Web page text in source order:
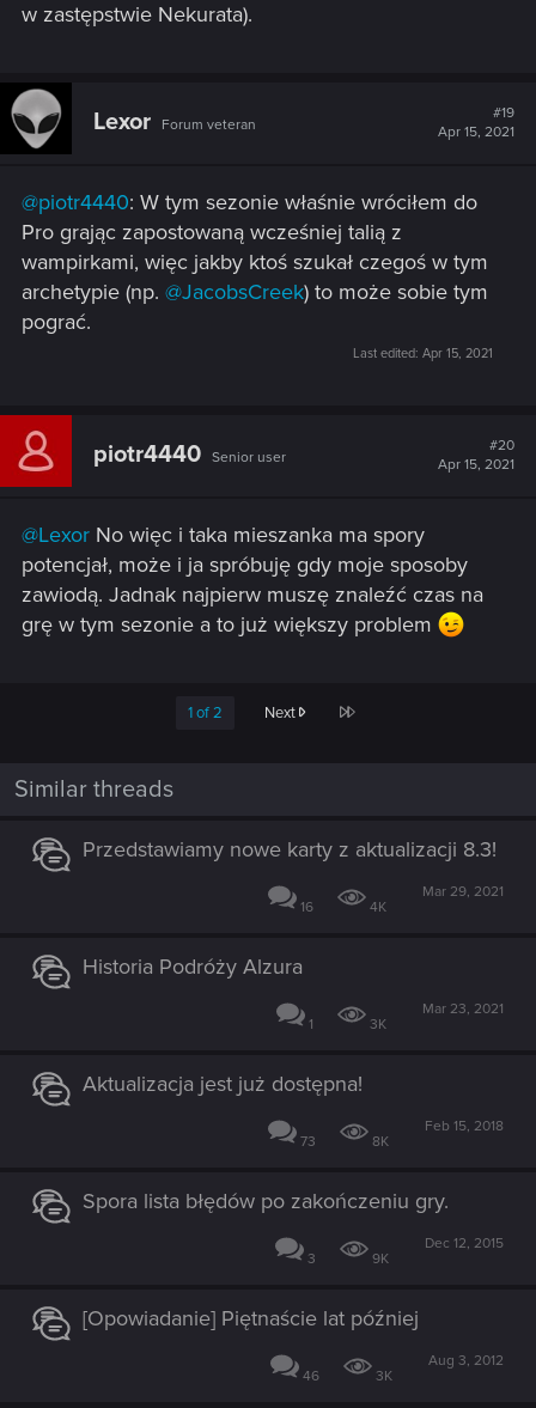
w zastępstwie Nekurata).
Lexor Forum veteran
#19
Apr 15, 2021
@piotr4440: W tym sezonie właśnie wróciłem do
Pro grając zapostowaną wcześniej talią z
wampirkami, więc jakby ktoś szukał czegoś w tym
archetypie (np. @JacobsCreek) to może sobie tym
pograć.
Last edited: Apr 15, 2021
piotr4440 Senior user
#20
Apr 15, 2021
@Lexor No więc i taka mieszanka ma spory
potencjał, może i ja spróbuję gdy moje sposoby
zawiodą. Jadnak najpierw muszę znaleźć czas na
grę w tym sezonie a to już większy problem
1 of 2 Next Last
Similar threads
Przedstawiamy nowe karty z aktualizacji 8.3!
16 4K
Mar 29, 2021
Historia Podróży Alzura
1 3K
Mar 23, 2021
Aktualizacja jest już dostępna!
73 8K
Feb 15, 2018
Spora lista błędów po zakończeniu gry.
3 9K
Dec 12, 2015
[Opowiadanie] Piętnaście lat później
46 3K
Aug 3, 2012